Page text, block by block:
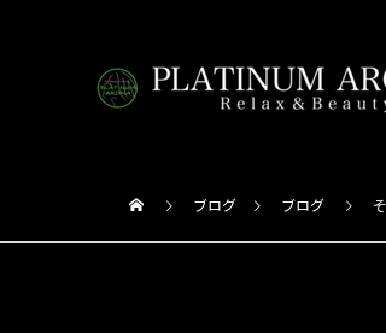
ブログ ブログ